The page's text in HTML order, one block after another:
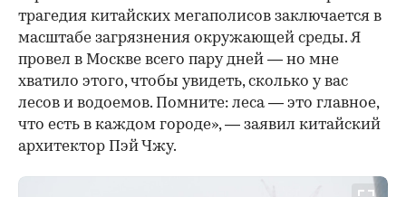
трагедия китайских мегаполисов заключается в
масштабе загрязнения окружающей среды. Я
провел в Москве всего пару дней — но мне
хватило этого, чтобы увидеть, сколько у вас
лесов и водоемов. Помните: леса — это главное,
что есть в каждом городе», — заявил китайский
архитектор Пэй Чжу.